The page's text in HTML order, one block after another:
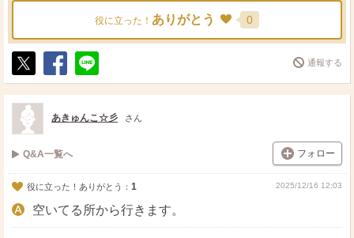
役に立った！ ありがとう 0
ポ
ス
ト
シ
ェ
送
る
通報する
あきゅんこ☆彡 さん
Q&A一覧へ フォロー
役に立った！ありがとう： 1 2025/12/16 12:03
空いてる所から行きます。